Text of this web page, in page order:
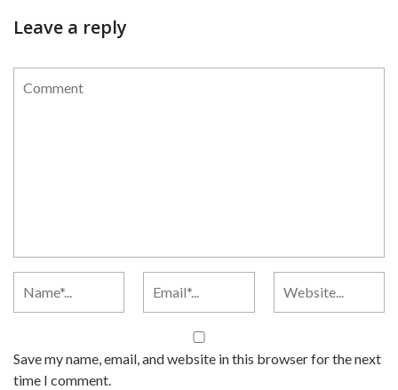
Leave a reply
Save my name, email, and website in this browser for the next
time I comment.